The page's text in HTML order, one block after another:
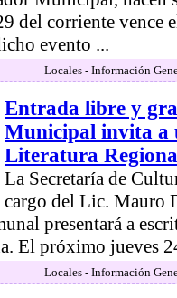
del corriente vence
evento ...
Locales - Información
Entrada libre y
Municipal invita a
Literatura
La Secretaría de
cargo del Lic. Mauro
presentará a
El próximo jueves
Locales - Información